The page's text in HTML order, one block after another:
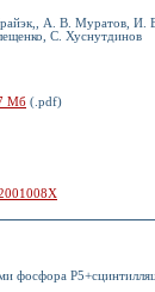
А. В. Муратов, И.
С. Хуснутдинов
Мб (.pdf)
фосфора